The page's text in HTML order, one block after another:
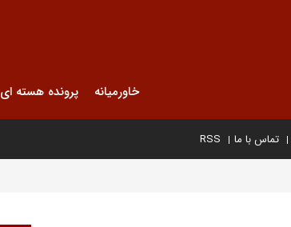
خاورمیانه پرونده هسته ای
تماس با ما RSS